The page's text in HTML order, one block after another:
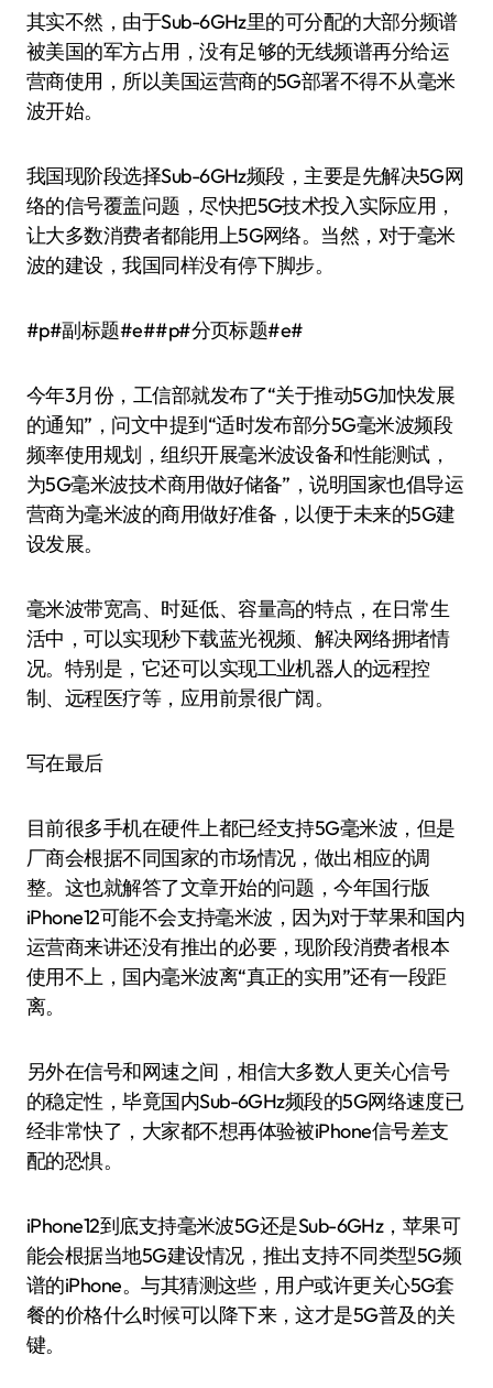
其实不然，由于Sub-6GHz里的可分配的大部分频谱
被美国的军方占用，没有足够的无线频谱再分给运
营商使用，所以美国运营商的5G部署不得不从毫米
波开始。
我国现阶段选择Sub-6GHz频段，主要是先解决5G网
络的信号覆盖问题，尽快把5G技术投入实际应用，
让大多数消费者都能用上5G网络。当然，对于毫米
波的建设，我国同样没有停下脚步。
#p#副标题#e##p#分页标题#e#
今年3月份，工信部就发布了“关于推动5G加快发展
的通知”，问文中提到“适时发布部分5G毫米波频段
频率使用规划，组织开展毫米波设备和性能测试，
为5G毫米波技术商用做好储备”，说明国家也倡导运
营商为毫米波的商用做好准备，以便于未来的5G建
设发展。
毫米波带宽高、时延低、容量高的特点，在日常生
活中，可以实现秒下载蓝光视频、解决网络拥堵情
况。特别是，它还可以实现工业机器人的远程控
制、远程医疗等，应用前景很广阔。
写在最后
目前很多手机在硬件上都已经支持5G毫米波，但是
厂商会根据不同国家的市场情况，做出相应的调
整。这也就解答了文章开始的问题，今年国行版
iPhone12可能不会支持毫米波，因为对于苹果和国内
运营商来讲还没有推出的必要，现阶段消费者根本
使用不上，国内毫米波离“真正的实用”还有一段距
离。
另外在信号和网速之间，相信大多数人更关心信号
的稳定性，毕竟国内Sub-6GHz频段的5G网络速度已
经非常快了，大家都不想再体验被iPhone信号差支
配的恐惧。
iPhone12到底支持毫米波5G还是Sub-6GHz，苹果可
能会根据当地5G建设情况，推出支持不同类型5G频
谱的iPhone。与其猜测这些，用户或许更关心5G套
餐的价格什么时候可以降下来，这才是5G普及的关
键。